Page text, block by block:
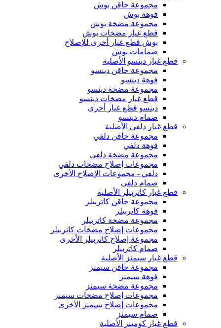
مجموعة حاقن بوش
فوهة بوش
مجموعة مضخة بوش
قطع غيار مضخات بوش
بوش قطع غيار أخرى للإصلاح
صمامات بوش
قطع غيار دينسو الأصلية
مجموعة حاقن دينسو
فوهة دينسو
مجموعة مضخة دينسو
قطع غيار مضخات دينسو
دينسو قطع غيار أخرى
صمام دينسو
قطع غيار دلفي الأصلية
مجموعة حاقن دلفي
فوهة دلفي
مجموعة مضخة دلفي
مجموعات إصلاح مضخات دلفي
دلفي - مجموعات الإصلاح الأخرى
صمام دلفي
قطع غيار كاتربيلر الأصلية
مجموعة حاقن كاتربيلر
فوهة كاتربيلر
مجموعة مضخة كاتربيلر
مجموعات إصلاح مضخات كاتربيلر
مجموعة إصلاح كاتربيلر الأخرى
صمام كاتربيلر
قطع غيار سيمنز الأصلية
مجموعة حاقن سيمنز
فوهة سيمنز
مجموعة مضخة سيمنز
مجموعات إصلاح مضخات سيمنز
مجموعات إصلاح سيمنز الأخرى
صمام سيمنز
قطع غيار كومينز الأصلية